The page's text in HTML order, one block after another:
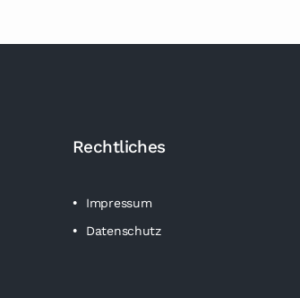
Rechtliches
Impressum
Datenschutz